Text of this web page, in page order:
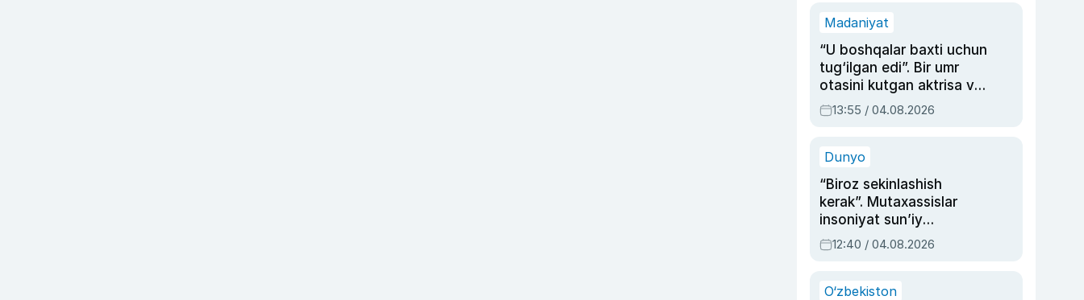
Madaniyat
“U boshqalar baxti uchun
tug‘ilgan edi”. Bir umr
otasini kutgan aktrisa va
dublyaj ustasi Rimma
Ahmedovaning
13:55 / 04.08.2026
Dunyo
“Biroz sekinlashish
kerak”. Mutaxassislar
insoniyat sun’iy
intellektni boshqara
olmay qolishidan xavotir
12:40 / 04.08.2026
O‘zbekiston